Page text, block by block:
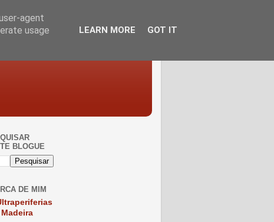
BLOGUE
DE MIM
agent
usage
LEARN MORE GOT IT